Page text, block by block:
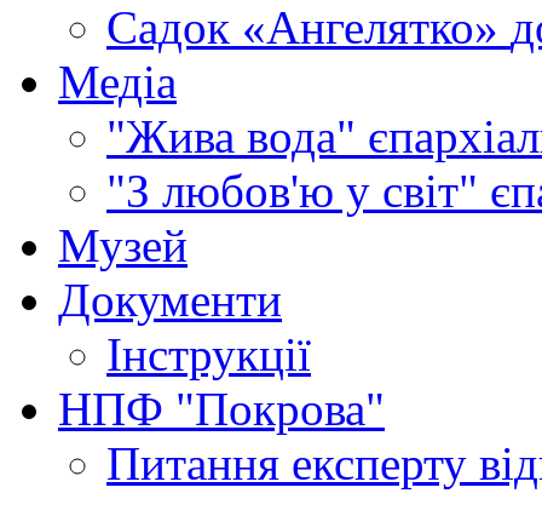
Садок «Ангелятко»
Медіа
"Жива вода"
"З любов'ю у світ"
Музей
Документи
Інструкції
НПФ "Покрова"
Питання експерту